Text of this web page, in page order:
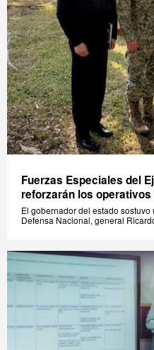
Fuerzas Especiales del
reforzarán los
El gobernador del estado
Defensa Nacional, general